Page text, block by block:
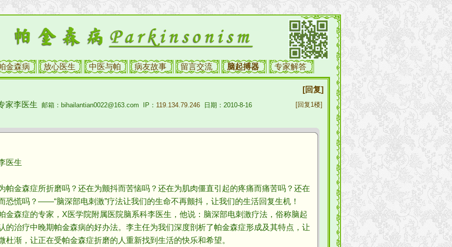
金森病 放心医生 中医与帕 病友故事 留言交流 脑起搏器 专家解答
[回复]
家李医生 邮箱：bihailantian0022@163.com IP： 119.134.79.246 日期：2010-8-16 [回复1楼]
医生
金森症所折磨吗？还在为颤抖而苦恼吗？还在为肌肉僵直引起的疼痛而痛苦吗？还在
恐慌吗？——“脑深部电刺激”疗法让我们的生命不再颤抖，让我们的生活回复生机！
森症的专家，X医学院附属医院脑系科李医生，他说：脑深部电刺激疗法，俗称脑起
的治疗中晚期帕金森病的好办法。李主任为我们深度剖析了帕金森症形成及其特点，让
杜渐，让正在受帕金森症折磨的人重新找到生活的快乐和希望。